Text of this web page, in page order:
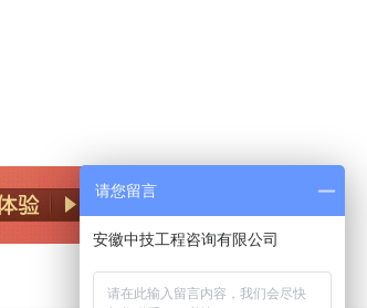
请您留言
安徽中技工程咨询有限公司